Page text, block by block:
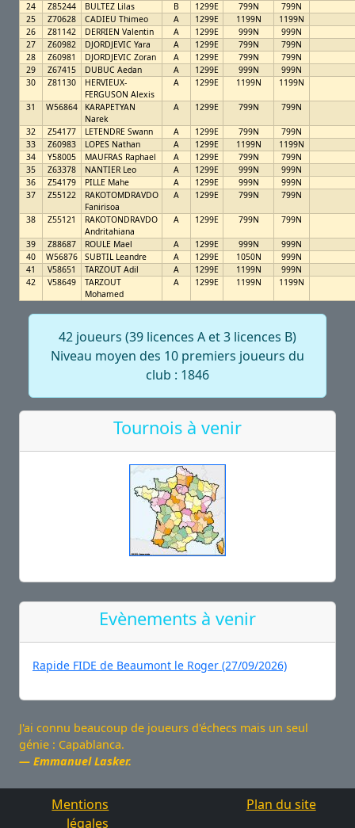
24 Z85244 BULTEZ Lilas B 1299E 799N
799N
25
Z70628 CADIEU Thimeo A 1299E 1199N
1199N
26
Z81142 DERRIEN Valentin A 1299E 999N
999N
27
Z60982 DJORDJEVIC Yara A 1299E 799N
799N
28
Z60981 DJORDJEVIC Zoran A 1299E 799N
799N
29
Z67415 DUBUC Aedan A 1299E 999N
999N
30
Z81130
HERVIEUX-
FERGUSON Alexis
A 1299E 1199N 1199N
31 W56864
KARAPETYAN
Narek
A 1299E 799N 799N
32 Z54177 LETENDRE Swann A 1299E 799N
799N
33
Z60983 LOPES Nathan A 1299E 1199N
1199N
34
Y58005 MAUFRAS Raphael A 1299E 799N
799N
35
Z63378 NANTIER Leo A 1299E 999N
999N
36
Z54179 PILLE Mahe A 1299E 999N
999N
37
Z55122
RAKOTOMDRAVDO
Fanirisoa
A 1299E 799N 799N
38 Z55121
RAKOTONDRAVDO
Andritahiana
A 1299E 799N 799N
39 Z88687 ROULE Mael A 1299E 999N
999N
40
W56876 SUBTIL Leandre A 1299E 1050N
999N
41
V58651 TARZOUT Adil A 1299E 1199N
999N
42
V58649
TARZOUT
Mohamed
A 1299E 1199N 1199N
42 joueurs (39 licences A et 3 licences B)
Niveau moyen des 10 premiers joueurs du
club : 1846
Tournois à venir
Evènements à venir
Rapide FIDE de Beaumont le Roger (27/09/2026)
J'ai connu beaucoup de joueurs d'échecs mais un seul
génie : Capablanca.
Emmanuel Lasker.
Mentions
légales
Plan du site